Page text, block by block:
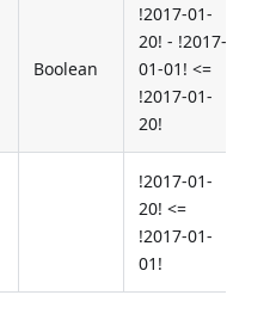
Boolean
!2017-01-
20! - !2017-
01-01! <=
!2017-01-
20!
!2017-01-
20! <=
!2017-01-
01!